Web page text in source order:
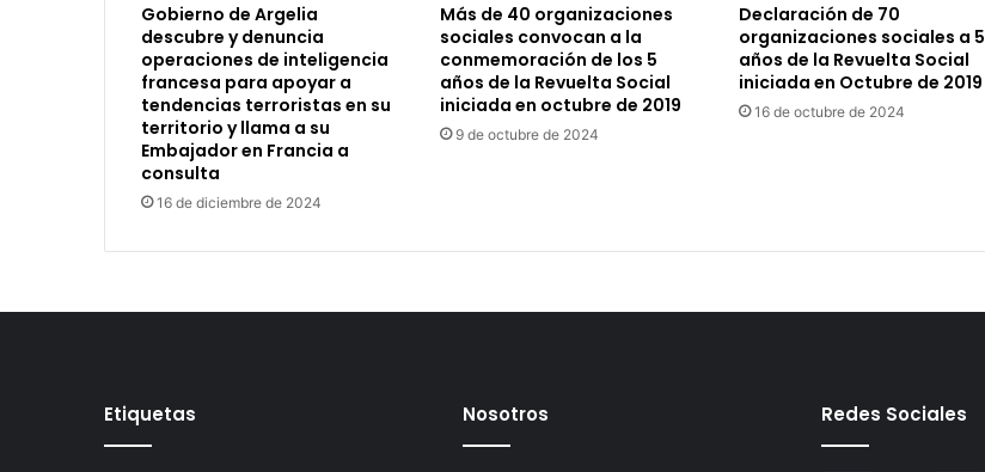
Gobierno de Argelia
descubre y denuncia
operaciones de inteligencia
francesa para apoyar a
tendencias terroristas en su
territorio y llama a su
Embajador en Francia a
consulta
16 de diciembre de 2024
Más de 40 organizaciones
sociales convocan a la
conmemoración de los 5
años de la Revuelta Social
iniciada en octubre de 2019
9 de octubre de 2024
Declaración de 70
organizaciones sociales a 5
años de la Revuelta Social
iniciada en Octubre de 2019
16 de octubre de 2024
Etiquetas Nosotros Redes Sociales